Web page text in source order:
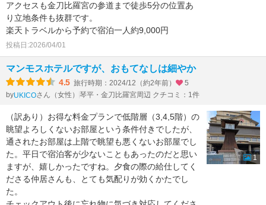
アクセスも金刀比羅宮の参道まで徒歩5分の位置あ
り立地条件も抜群です。
楽天トラベルから予約で宿泊一人約9,000円
投稿日:2026/04/01
マンモスホテルですが、おもてなしは細やか
4.5 旅行時期：2024/12（約2年前）
5
byUKICOさん（女性） 琴平・金刀比羅宮周辺 クチコミ：1件
（訳あり）お得な料金プランで低階層（3,4,5階）の
眺望よろしくないお部屋という条件付きでしたが、
通されたお部屋は上階で眺望も悪くないお部屋でし
た。平日で宿泊客が少ないこともあったのだと思い
ますが、嬉しかったですね。夕食の際の給仕してく
ださる仲居さんも、とても気配りが効くかたでし
た。
1